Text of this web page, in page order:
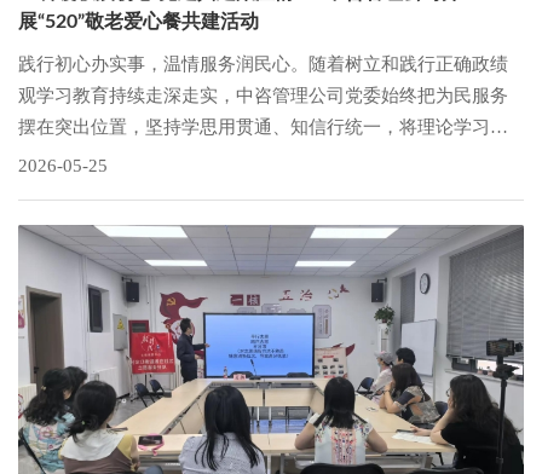
展“520”敬老爱心餐共建活动
践行初心办实事，温情服务润民心。随着树立和践行正确政绩
观学习教育持续走深走实，中咨管理公司党委始终把为民服务
摆在突出位置，坚持学思用贯通、知信行统一，将理论学习成
果融入基层服务一线，从群众身边小事着手，用心用情办好惠
司再度联合潘庄社区开展敬老爱心餐志愿服务活动，这已是双
方连续第四年深耕敬老服务、共筑民生温度。
2026-05-25